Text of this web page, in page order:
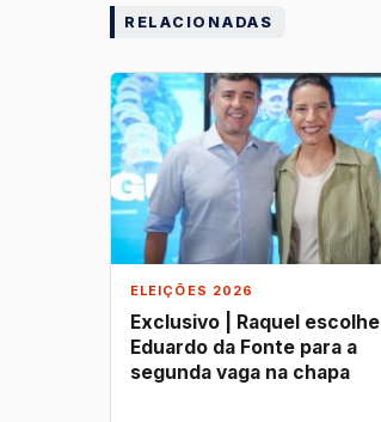
RELACIONADAS
ELEIÇÕES 2026
Exclusivo | Raquel escolhe
Eduardo da Fonte para a
segunda vaga na chapa